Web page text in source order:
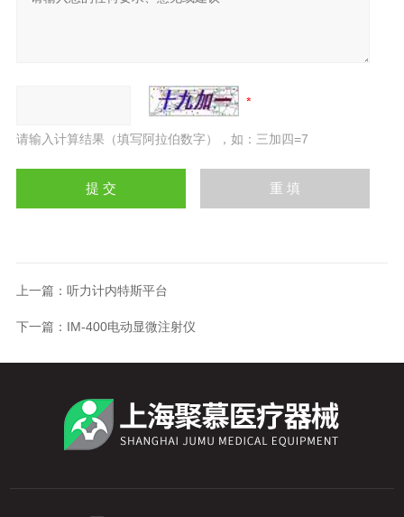
请输入计算结果（填写阿拉伯数字），如：三加四=7
上一篇： 听力计内特斯平台
下一篇： IM-400电动显微注射仪